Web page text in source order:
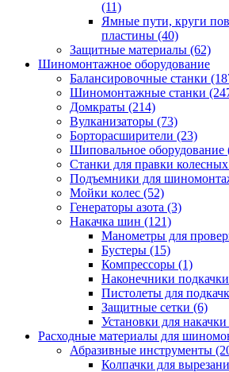
(11)
Ямные пути, круги
пластины (40)
Защитные материалы (62)
Шиномонтажное оборудование
Балансировочные станки
Шиномонтажные станки
Домкраты (214)
Вулканизаторы (73)
Борторасширители (23)
Шиповальное оборудование
Станки для правки
Подъемники для
Мойки колес (52)
Генераторы азота (3)
Накачка шин (121)
Манометры для
Бустеры (15)
Компрессоры (1)
Наконечники подкачки
Пистолеты для
Защитные сетки (6)
Установки для накачки
Расходные материалы для
Абразивные инструменты
Колпачки для